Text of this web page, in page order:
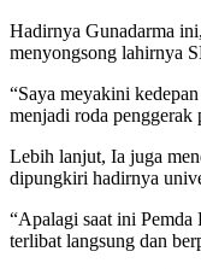
Hadirnya Gunadarma
menyongsong lahirnya
“Saya meyakini
menjadi roda penggerak
Lebih lanjut, Ia juga
dipungkiri hadirnya
“Apalagi saat ini
terlibat langsung dan